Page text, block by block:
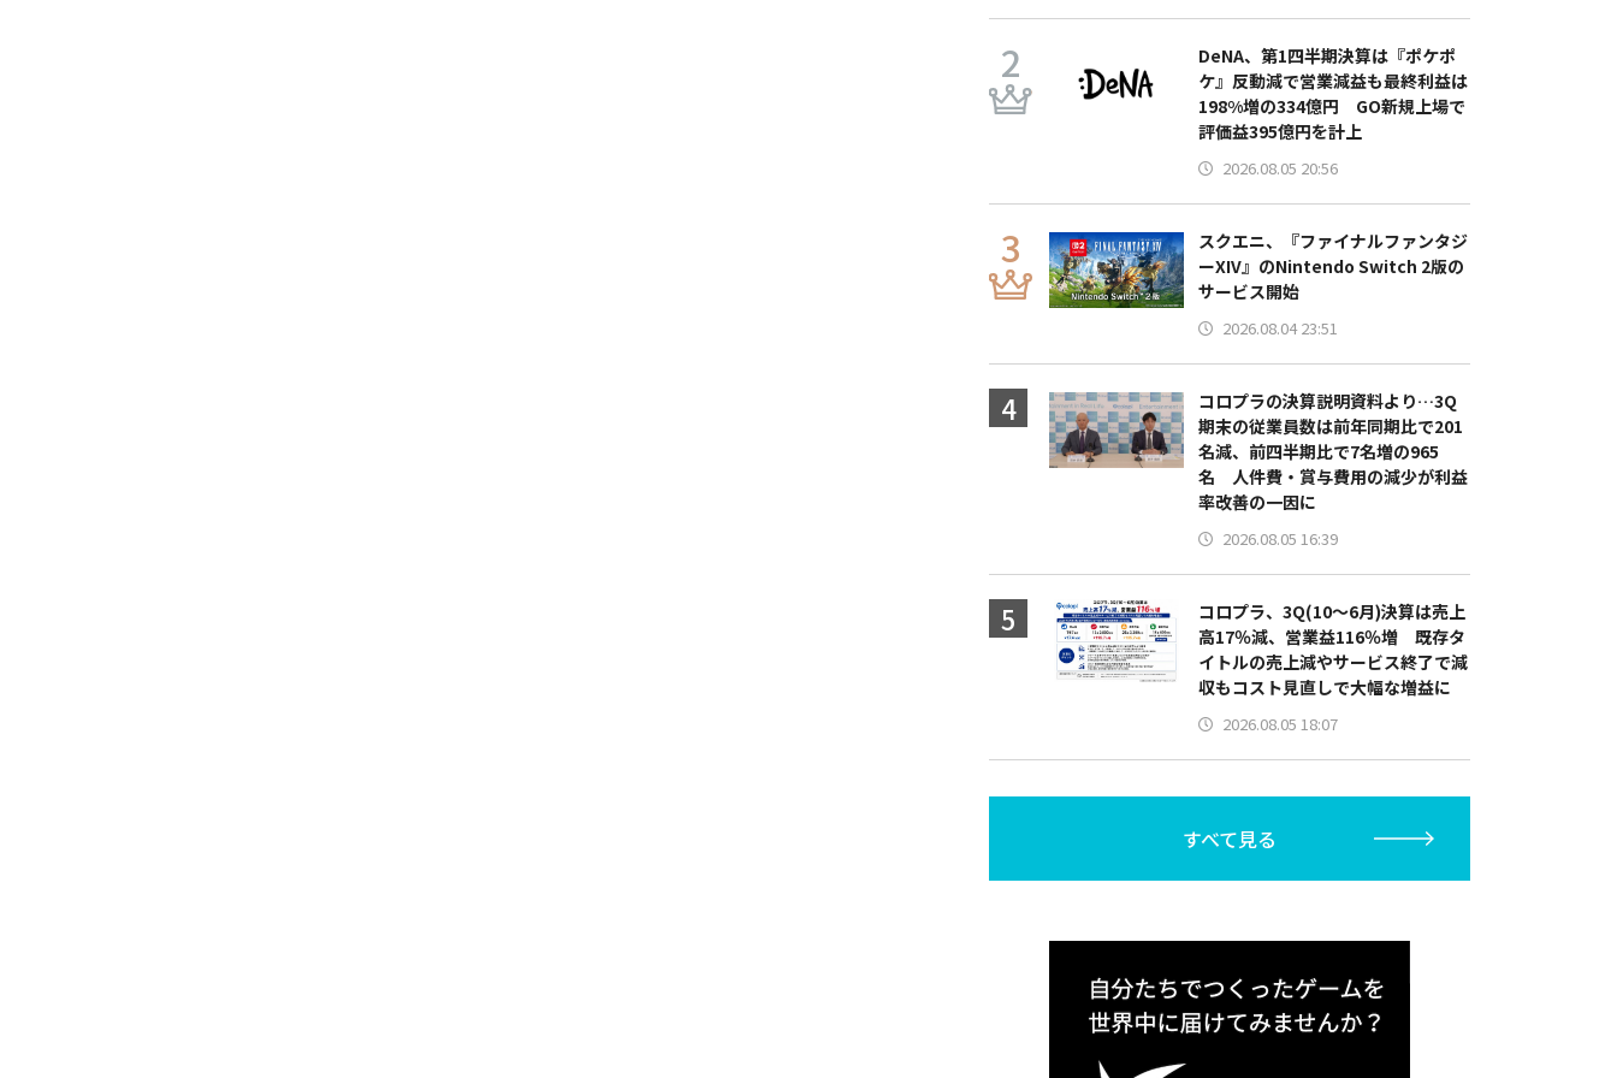
DeNA、第1四半期決算は『ポケポ
ケ』反動減で営業減益も最終利益は
198%増の334億円 GO新規上場で
評価益395億円を計上
2026.08.05 20:56
スクエニ、『ファイナルファンタジ
ーXIV』のNintendo Switch 2版の
サービス開始
2026.08.04 23:51
コロプラの決算説明資料より…3Q
期末の従業員数は前年同期比で201
名減、前四半期比で7名増の965
名 人件費・賞与費用の減少が利益
率改善の一因に
2026.08.05 16:39
コロプラ、3Q(10～6月)決算は売上
高17％減、営業益116％増 既存タ
イトルの売上減やサービス終了で減
収もコスト見直しで大幅な増益に
2026.08.05 18:07
すべて見る